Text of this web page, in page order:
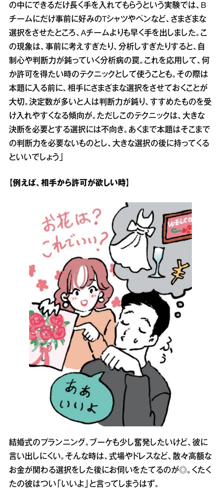
の中にできるだけ長く手を入れてもらうという実験では、B
チームにだけ事前に好みのTシャツやペンなど、さまざまな
選択をさせたところ、Aチームよりも早く手を出しました。こ
の現象は、事前に考えすぎたり、分析しすぎたりすると、自
制心や判断力が鈍っていく分析病の罠。これを応用して、何
か許可を得たい時のテクニックとして使うことも。その際は
本題に入る前に、相手にさまざまな選択をさせておくことが
大切。決定数が多いと人は判断力が鈍り、すすめたものを受
け入れやすくなる傾向が。ただしこのテクニックは、大きな
決断を必要とする選択には不向き。あくまで本題はそこまで
の判断力を必要ないものとし、大きな選択の後に持ってくる
といいでしょう」
【例えば、相手から許可が欲しい時】
結婚式のプランニング。ブーケも少し奮発したいけど、彼に
言い出しにくい。そんな時は、式場やドレスなど、散々高額な
お金が関わる選択をした後にお伺いをたてるのが◎。くたく
たの彼はつい「いいよ」と言ってしまうはず。